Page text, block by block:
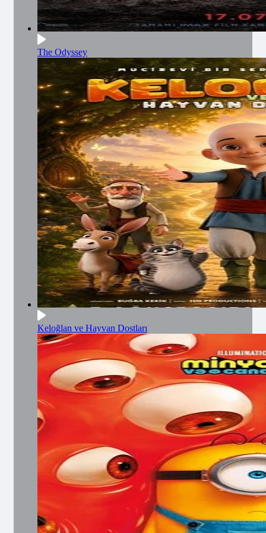
The Odyssey
Keloğlan ve Hayvan Dostları